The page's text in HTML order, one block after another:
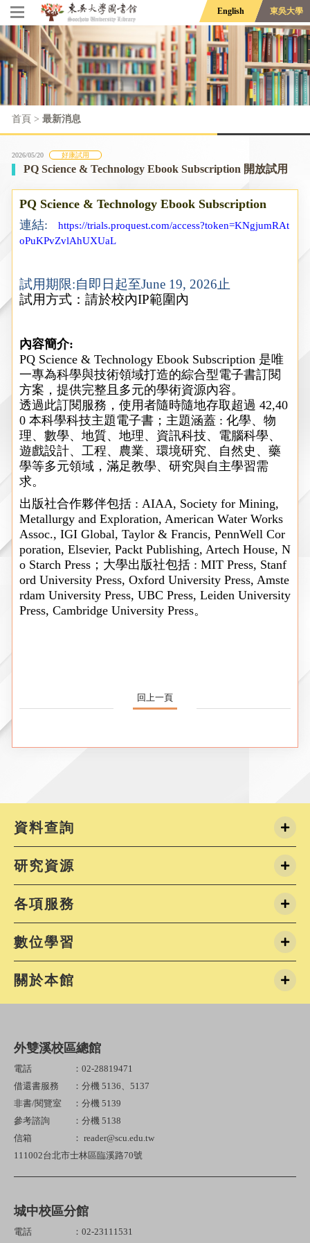
東吳大學
English
首頁 > 最新消息
2026/05/20 好康試用
PQ Science & Technology Ebook Subscription 開放試用
PQ Science & Technology Ebook Subscription
連結:
https://trials.proquest.com/access?token=KNgjumRAt
oPuKPvZvlAhUXUaL
試用期限:自即日起至June 19, 2026 止
試用方式：請於校內IP範圍內
內容簡介:
PQ Science & Technology Ebook Subscription 是唯
一專為科學與技術領域打造的綜合型電子書訂閱
方案，提供完整且多元的學術資源內容。
透過此訂閱服務，使用者隨時隨地存取超過 42,40
0 本科學科技主題電子書；主題涵蓋 : 化學、物
理、數學、地質、地理、資訊科技、電腦科學、
遊戲設計、工程、農業、環境研究、自然史、藥
學等多元領域，滿足教學、研究與自主學習需
求。
出版社合作夥伴包括 : AIAA, Society for Mining,
Metallurgy and Exploration, American Water Works
Assoc., IGI Global, Taylor & Francis, PennWell Cor
poration, Elsevier, Packt Publishing, Artech House, N
o Starch Press ； 大學出版社包括 : MIT Press, Stanf
ord University Press, Oxford University Press, Amste
rdam University Press, UBC Press, Leiden University
Press, Cambridge University Press。
回上一頁
資料查詢
研究資源
各項服務
數位學習
關於本館
外雙溪校區總館
電話
：02-28819471
借還書服務
：分機 5136、5137
非書/閱覽室
：分機 5139
參考諮詢
：分機 5138
信箱
： reader@scu.edu.tw
111002台北市士林區臨溪路70號
城中校區分館
電話 ：02-23111531